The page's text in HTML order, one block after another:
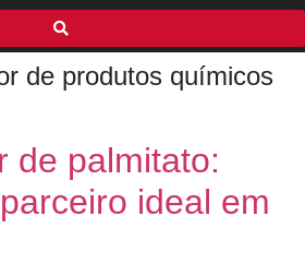
de produtos químicos
de palmitato:
ideal em